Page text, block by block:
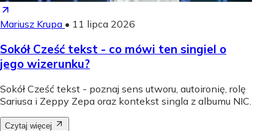
Mariusz Krupa • 11 lipca 2026
Sokół Cześć tekst - co mówi ten singiel o
jego wizerunku?
Sokół Cześć tekst - poznaj sens utworu, autoironię, rolę
Sariusa i Zeppy Zepa oraz kontekst singla z albumu NIC.
Czytaj więcej